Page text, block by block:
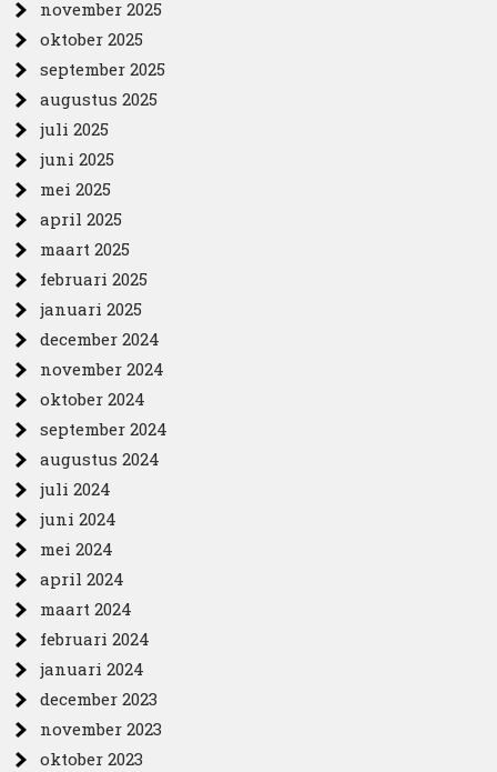
november 2025
oktober 2025
september 2025
augustus 2025
juli 2025
juni 2025
mei 2025
april 2025
maart 2025
februari 2025
januari 2025
december 2024
november 2024
oktober 2024
september 2024
augustus 2024
juli 2024
juni 2024
mei 2024
april 2024
maart 2024
februari 2024
januari 2024
december 2023
november 2023
oktober 2023